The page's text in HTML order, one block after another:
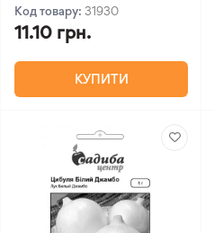
Код товару: 31930
11.10 грн.
КУПИТИ